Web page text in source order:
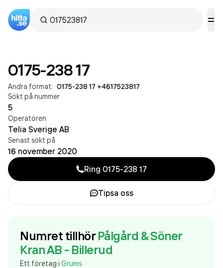
0175-238 17
Andra format: 0175-238 17 +4617523817
Sökt på nummer
5
Operatören
Telia Sverige AB
Senast sökt på
16 november 2020
Ring 0175-238 17
Tipsa oss
Numret tillhör Pålgård & Söner
Kran AB - Billerud
Ett företag i Grums